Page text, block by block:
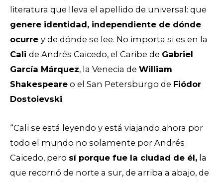
literatura que lleva el apellido de universal: que
genere identidad, independiente de dónde
ocurre y de dónde se lee. No importa si es en la
Cali de Andrés Caicedo, el Caribe de Gabriel
García Márquez, la Venecia de William
Shakespeare o el San Petersburgo de Fiódor
Dostoievski.
“Cali se está leyendo y está viajando ahora por
todo el mundo no solamente por Andrés
Caicedo, pero sí porque fue la ciudad de él, la
que recorrió de norte a sur, de arriba a abajo, de